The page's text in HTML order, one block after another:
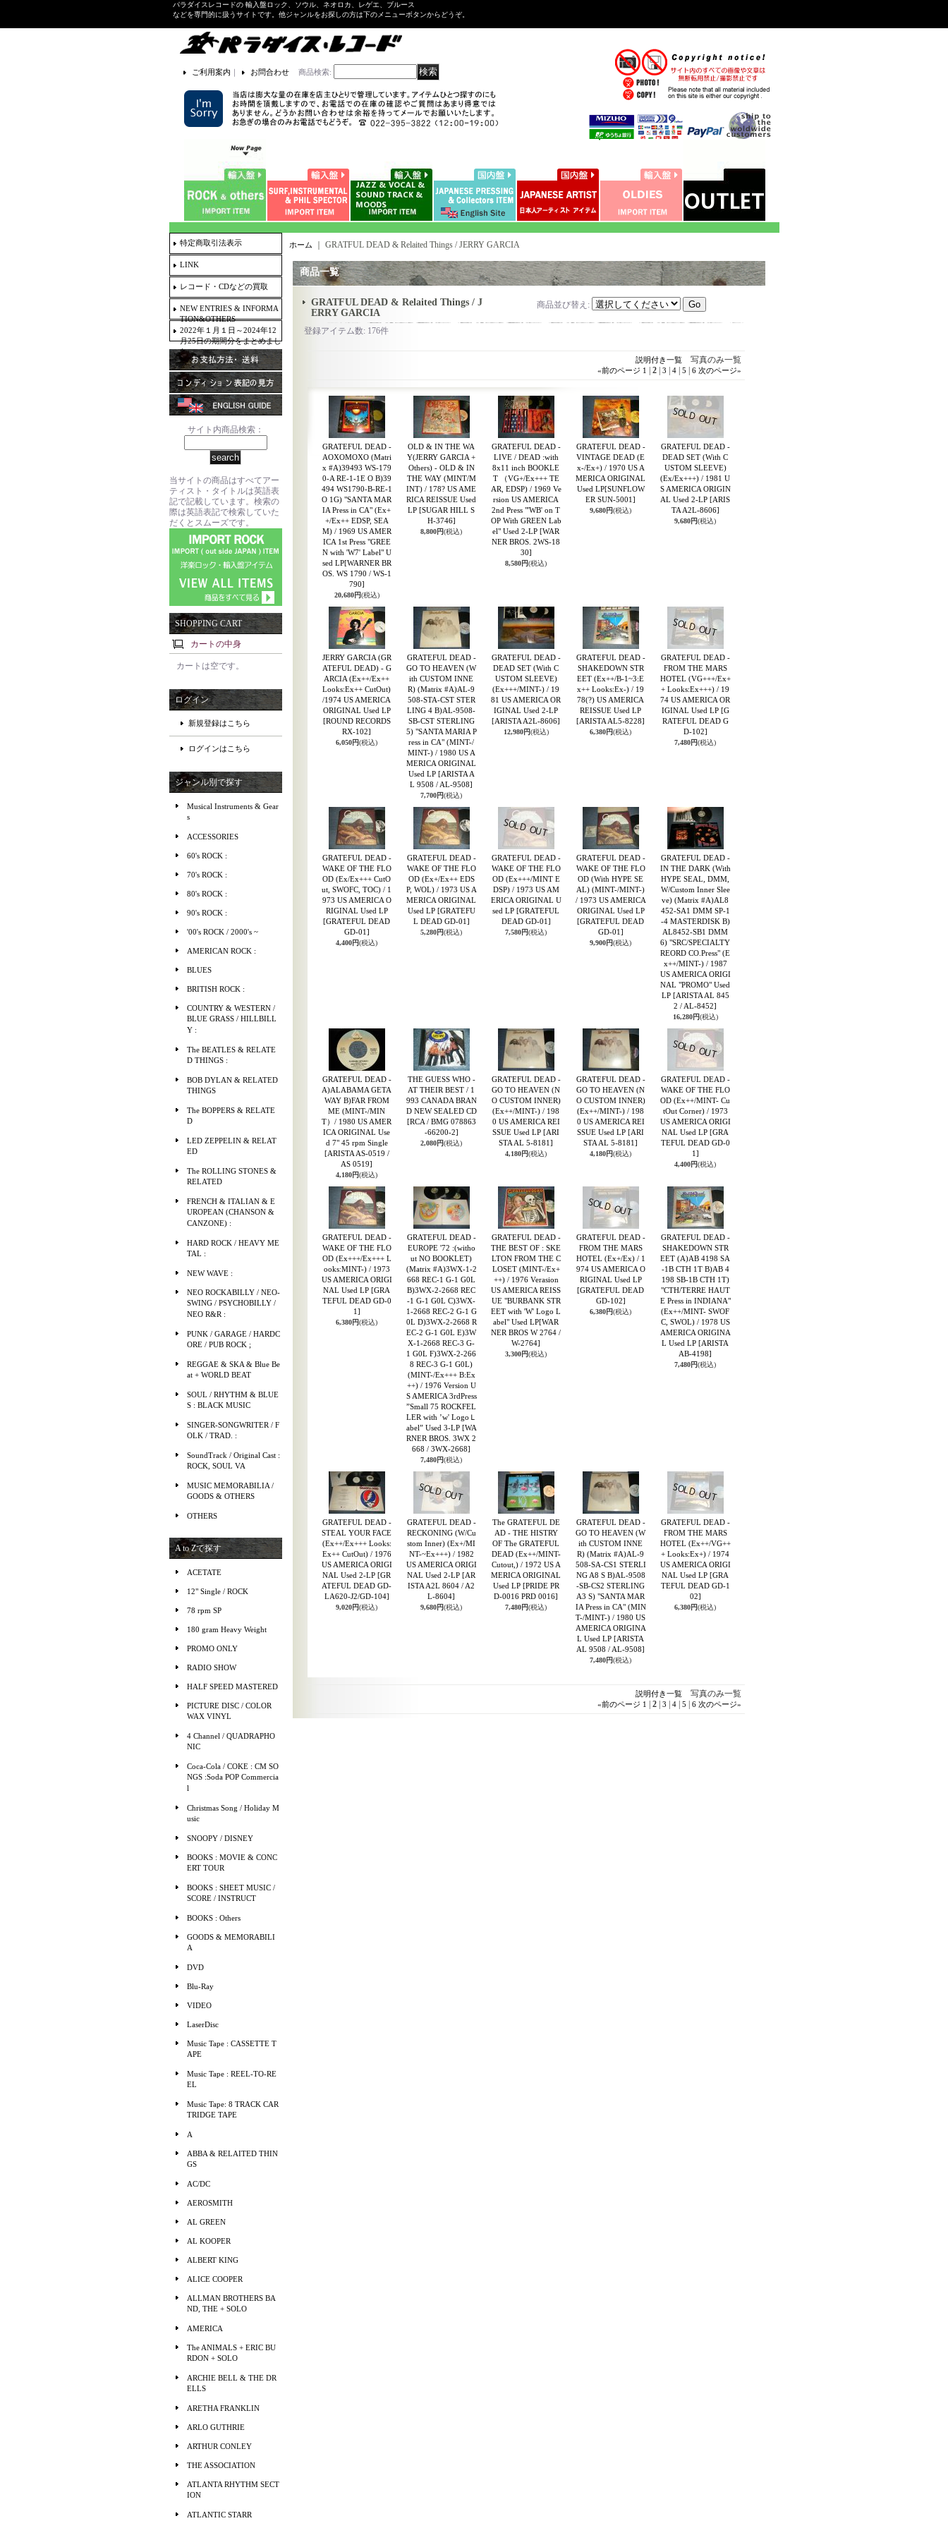
パラダイスレコードの 輸入盤ロック、ソウル、ネオロカ、レゲエ、ブルース
などを専門的に扱うサイトです。他ジャンルをお探しの方は下のメニューボタンからどうぞ。
ご利用案内 ｜ お問合わせ 商品検索:
特定商取引法表示
LINK
レコード・CDなどの買取
NEW ENTRIES & INFORMA
TION&OTHERS
2022年１月１日～2024年12
月25日の期間分をまとめまし
た。
サイト内商品検索：
当サイトの商品はすべてアー
ティスト・タイトルは英語表
記で記載しています。検索の
際は英語表記で検索していた
だくとスムーズです。
SHOPPING CART
カートの中身
カートは空です。
ログイン
新規登録はこちら
ログインはこちら
ジャンル別で探す
Musical Instruments & Gear
s
ACCESSORIES
60's ROCK :
70's ROCK :
80's ROCK :
90's ROCK :
'00's ROCK / 2000's ~
AMERICAN ROCK :
BLUES
BRITISH ROCK :
COUNTRY & WESTERN /
BLUE GRASS / HILLBILL
Y :
The BEATLES & RELATE
D THINGS :
BOB DYLAN & RELATED
THINGS
The BOPPERS & RELATE
D
LED ZEPPELIN & RELAT
ED
The ROLLING STONES &
RELATED
FRENCH & ITALIAN & E
UROPEAN (CHANSON &
CANZONE) :
HARD ROCK / HEAVY ME
TAL :
NEW WAVE :
NEO ROCKABILLY / NEO-
SWING / PSYCHOBILLY /
NEO R&R :
PUNK / GARAGE / HARDC
ORE / PUB ROCK ;
REGGAE & SKA & Blue Be
at + WORLD BEAT
SOUL / RHYTHM & BLUE
S : BLACK MUSIC
SINGER-SONGWRITER / F
OLK / TRAD. :
SoundTrack / Original Cast :
ROCK, SOUL VA
MUSIC MEMORABILIA /
GOODS & OTHERS
OTHERS
A to Zで探す
ACETATE
12" Single / ROCK
78 rpm SP
180 gram Heavy Weight
PROMO ONLY
RADIO SHOW
HALF SPEED MASTERED
PICTURE DISC / COLOR
WAX VINYL
4 Channel / QUADRAPHO
NIC
Coca-Cola / COKE : CM SO
NGS :Soda POP Commercia
l
Christmas Song / Holiday M
usic
SNOOPY / DISNEY
BOOKS : MOVIE & CONC
ERT TOUR
BOOKS : SHEET MUSIC /
SCORE / INSTRUCT
BOOKS : Others
GOODS & MEMORABILI
A
DVD
Blu-Ray
VIDEO
LaserDisc
Music Tape : CASSETTE T
APE
Music Tape : REEL-TO-RE
EL
Music Tape: 8 TRACK CAR
TRIDGE TAPE
A
ABBA & RELAITED THIN
GS
AC/DC
AEROSMITH
AL GREEN
AL KOOPER
ALBERT KING
ALICE COOPER
ALLMAN BROTHERS BA
ND, THE + SOLO
AMERICA
The ANIMALS + ERIC BU
RDON + SOLO
ARCHIE BELL & THE DR
ELLS
ARETHA FRANKLIN
ARLO GUTHRIE
ARTHUR CONLEY
THE ASSOCIATION
ATLANTA RHYTHM SECT
ION
ATLANTIC STARR
ホーム GRATFUL DEAD & Relaited Things / JERRY GARCIA
商品一覧
GRATFUL DEAD & Relaited Things / J
ERRY GARCIA
商品並び替え :
登録アイテム数:176件
説明付き一覧写真のみ一覧
«前のページ 1 2| 3 4| 5 6 次のページ»
GRATEFUL DEAD -
AOXOMOXO (Matri
x #A)39493 WS-179
0-A RE-1-1E O B)39
494 WS1790-B-RE-1
O 1G) "SANTA MAR
IA Press in CA" (Ex+
+/Ex++ EDSP, SEA
M) / 1969 US AMER
ICA 1st Press "GREE
N with 'W7' Label" U
sed LP[WARNER BR
OS. WS 1790 / WS-1
790]
20,680円(税込)
OLD & IN THE WA
Y(JERRY GARCIA +
Others) - OLD & IN
THE WAY (MINT/M
INT) / 178? US AME
RICA REISSUE Used
LP [SUGAR HILL S
H-3746]
8,800円(税込)
GRATEFUL DEAD -
LIVE / DEAD :with
8x11 inch BOOKLE
T （VG+/Ex+++ TE
AR, EDSP) / 1969 Ve
rsion US AMERICA
2nd Press "'WB' on T
OP With GREEN Lab
el" Used 2-LP [WAR
NER BROS. 2WS-18
30]
8,580円(税込)
GRATEFUL DEAD -
VINTAGE DEAD (E
x-/Ex+) / 1970 US A
MERICA ORIGINAL
Used LP[SUNFLOW
ER SUN-5001]
9,680円(税込)
GRATEFUL DEAD -
DEAD SET (With C
USTOM SLEEVE)
(Ex/Ex+++) / 1981 U
S AMERICA ORIGIN
AL Used 2-LP [ARIS
TA A2L-8606]
9,680円(税込)
JERRY GARCIA (GR
ATEFUL DEAD) - G
ARCIA (Ex++/Ex++
Looks:Ex++ CutOut)
/1974 US AMERICA
ORIGINAL Used LP
[ROUND RECORDS
RX-102]
6,050円(税込)
GRATEFUL DEAD -
GO TO HEAVEN (W
ith CUSTOM INNE
R) (Matrix #A)AL-9
508-STA-CST STER
LING 4 B)AL-9508-
SB-CST STERLING
5) "SANTA MARIA P
ress in CA" (MINT-/
MINT-) / 1980 US A
MERICA ORIGINAL
Used LP [ARISTA A
L 9508 / AL-9508]
7,700円(税込)
GRATEFUL DEAD -
DEAD SET (With C
USTOM SLEEVE)
(Ex+++/MINT-) / 19
81 US AMERICA OR
IGINAL Used 2-LP
[ARISTA A2L-8606]
12,980円(税込)
GRATEFUL DEAD -
SHAKEDOWN STR
EET (Ex++/B-1~3:E
x++ Looks:Ex-) / 19
78(?) US AMERICA
REISSUE Used LP
[ARISTA AL5-8228]
6,380円(税込)
GRATEFUL DEAD -
FROM THE MARS
HOTEL (VG+++/Ex+
+ Looks:Ex+++) / 19
74 US AMERICA OR
IGINAL Used LP [G
RATEFUL DEAD G
D-102]
7,480円(税込)
GRATEFUL DEAD -
WAKE OF THE FLO
OD (Ex/Ex+++ CutO
ut, SWOFC, TOC) / 1
973 US AMERICA O
RIGINAL Used LP
[GRATEFUL DEAD
GD-01]
4,400円(税込)
GRATEFUL DEAD -
WAKE OF THE FLO
OD (Ex+/Ex++ EDS
P, WOL) / 1973 US A
MERICA ORIGINAL
Used LP [GRATEFU
L DEAD GD-01]
5,280円(税込)
GRATEFUL DEAD -
WAKE OF THE FLO
OD (Ex+++/MINT E
DSP) / 1973 US AM
ERICA ORIGINAL U
sed LP [GRATEFUL
DEAD GD-01]
7,580円(税込)
GRATEFUL DEAD -
WAKE OF THE FLO
OD (With HYPE SE
AL) (MINT-/MINT-)
/ 1973 US AMERICA
ORIGINAL Used LP
[GRATEFUL DEAD
GD-01]
9,900円(税込)
GRATEFUL DEAD -
IN THE DARK (With
HYPE SEAL, DMM,
W/Custom Inner Slee
ve) (Matrix #A)AL8
452-SA1 DMM SP-1
-4 MASTERDISK B)
AL8452-SB1 DMM
6) "SRC/SPECIALTY
REORD CO.Press" (E
x++/MINT-) / 1987
US AMERICA ORIGI
NAL "PROMO" Used
LP [ARISTA AL 845
2 / AL-8452]
16,280円(税込)
GRATEFUL DEAD -
A)ALABAMA GETA
WAY B)FAR FROM
ME (MINT-/MIN
T）/ 1980 US AMER
ICA ORIGINAL Use
d 7" 45 rpm Single
[ARISTA AS-0519 /
AS 0519]
4,180円(税込)
THE GUESS WHO -
AT THEIR BEST / 1
993 CANADA BRAN
D NEW SEALED CD
[RCA / BMG 078863
-66200-2]
2,080円(税込)
GRATEFUL DEAD -
GO TO HEAVEN (N
O CUSTOM INNER)
(Ex++/MINT-) / 198
0 US AMERICA REI
SSUE Used LP [ARI
STA AL 5-8181]
4,180円(税込)
GRATEFUL DEAD -
GO TO HEAVEN (N
O CUSTOM INNER)
(Ex++/MINT-) / 198
0 US AMERICA REI
SSUE Used LP [ARI
STA AL 5-8181]
4,180円(税込)
GRATEFUL DEAD -
WAKE OF THE FLO
OD (Ex++/MINT- Cu
tOut Corner) / 1973
US AMERICA ORIGI
NAL Used LP [GRA
TEFUL DEAD GD-0
1]
4,400円(税込)
GRATEFUL DEAD -
WAKE OF THE FLO
OD (Ex+++/Ex+++ L
ooks:MINT-) / 1973
US AMERICA ORIGI
NAL Used LP [GRA
TEFUL DEAD GD-0
1]
6,380円(税込)
GRATEFUL DEAD -
EUROPE '72 :(witho
ut NO BOOKLET)
(Matrix #A)3WX-1-2
668 REC-1 G-1 G0L
B)3WX-2-2668 REC
-1 G-1 G0L C)3WX-
1-2668 REC-2 G-1 G
0L D)3WX-2-2668 R
EC-2 G-1 G0L E)3W
X-1-2668 REC-3 G-
1 G0L F)3WX-2-266
8 REC-3 G-1 G0L)
(MINT-/Ex+++ B:Ex
++) / 1976 Version U
S AMERICA 3rdPress
”Small 75 ROCKFEL
LER with ’w' LogoＬ
abel” Used 3-LP [WA
RNER BROS. 3WX 2
668 / 3WX-2668]
7,480円(税込)
GRATEFUL DEAD -
THE BEST OF : SKE
LTON FROM THE C
LOSET (MINT-/Ex+
++) / 1976 Verasion
US AMERICA REISS
UE "BURBANK STR
EET with 'W' Logo L
abel" Used LP[WAR
NER BROS W 2764 /
W-2764]
3,300円(税込)
GRATEFUL DEAD -
FROM THE MARS
HOTEL (Ex+/Ex) / 1
974 US AMERICA O
RIGINAL Used LP
[GRATEFUL DEAD
GD-102]
6,380円(税込)
GRATEFUL DEAD -
SHAKEDOWN STR
EET (A)AB 4198 SA
-1B CTH 1T B)AB 4
198 SB-1B CTH 1T)
"CTH/TERRE HAUT
E Press in INDIANA"
(Ex++/MINT- SWOF
C, SWOL) / 1978 US
AMERICA ORIGINA
L Used LP [ARISTA
AB-4198]
7,480円(税込)
GRATEFUL DEAD -
STEAL YOUR FACE
(Ex++/Ex+++ Looks:
Ex++ CutOut) / 1976
US AMERICA ORIGI
NAL Used 2-LP [GR
ATEFUL DEAD GD-
LA620-J2/GD-104]
9,020円(税込)
GRATEFUL DEAD -
RECKONING (W/Cu
stom Inner) (Ex+/MI
NT-~Ex+++) / 1982
US AMERICA ORIGI
NAL Used 2-LP [AR
ISTA A2L 8604 / A2
L-8604]
9,680円(税込)
The GRATEFUL DE
AD - THE HISTRY
OF The GRATEFUL
DEAD (Ex++/MINT-
Cutout,) / 1972 US A
MERICA ORIGINAL
Used LP [PRIDE PR
D-0016 PRD 0016]
7,480円(税込)
GRATEFUL DEAD -
GO TO HEAVEN (W
ith CUSTOM INNE
R) (Matrix #A)AL-9
508-SA-CS1 STERLI
NG A8 S B)AL-9508
-SB-CS2 STERLING
A3 S) "SANTA MAR
IA Press in CA" (MIN
T-/MINT-) / 1980 US
AMERICA ORIGINA
L Used LP [ARISTA
AL 9508 / AL-9508]
7,480円(税込)
GRATEFUL DEAD -
FROM THE MARS
HOTEL (Ex++/VG++
+ Looks:Ex+) / 1974
US AMERICA ORIGI
NAL Used LP [GRA
TEFUL DEAD GD-1
02]
6,380円(税込)
説明付き一覧写真のみ一覧
«前のページ 1 2| 3 4| 5 6 次のページ»